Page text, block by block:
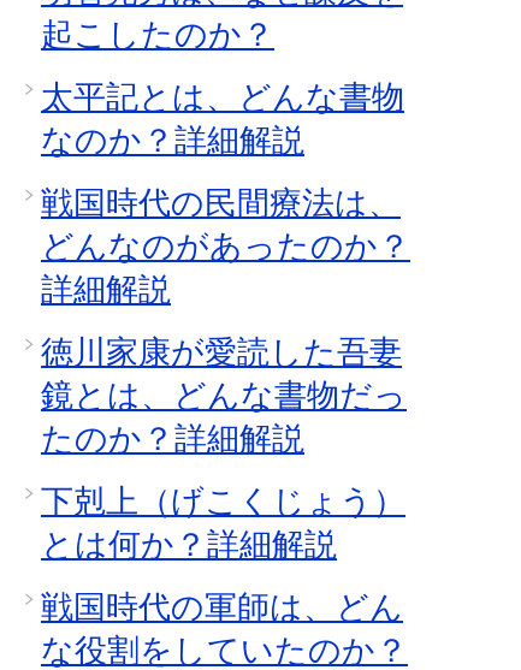
起こしたのか？
太平記とは、どんな書物
なのか？詳細解説
戦国時代の民間療法は、
どんなのがあったのか？
詳細解説
徳川家康が愛読した吾妻
鏡とは、どんな書物だっ
たのか？詳細解説
下剋上（げこくじょう）
とは何か？詳細解説
戦国時代の軍師は、どん
な役割をしていたのか？